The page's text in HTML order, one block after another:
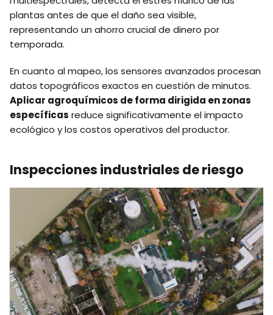
plantas antes de que el daño sea visible,
representando un ahorro crucial de dinero por
temporada.
En cuanto al mapeo, los sensores avanzados procesan
datos topográficos exactos en cuestión de minutos.
Aplicar agroquímicos de forma dirigida en zonas
específicas reduce significativamente el impacto
ecológico y los costos operativos del productor.
Inspecciones industriales de riesgo